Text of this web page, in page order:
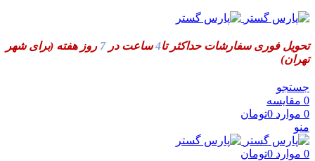
تحویل فوری سفارشات حداکثر تا4ساعت در7 روز هفته (برای شهر
تهران)
جستجو
0 مقایسه
0 موارد 0تومان
منو
0 موارد 0تومان